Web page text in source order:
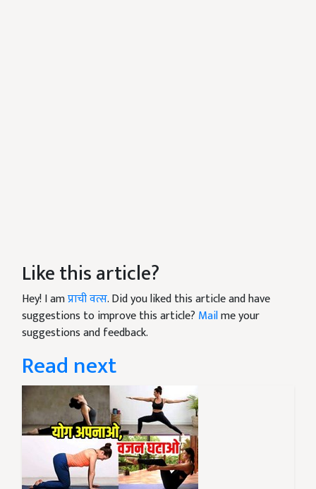
Like this article?
Hey! I amप्राची वत्स. Did you liked this article and have
suggestions to improve this article? Mailme your
suggestions and feedback.
Read next